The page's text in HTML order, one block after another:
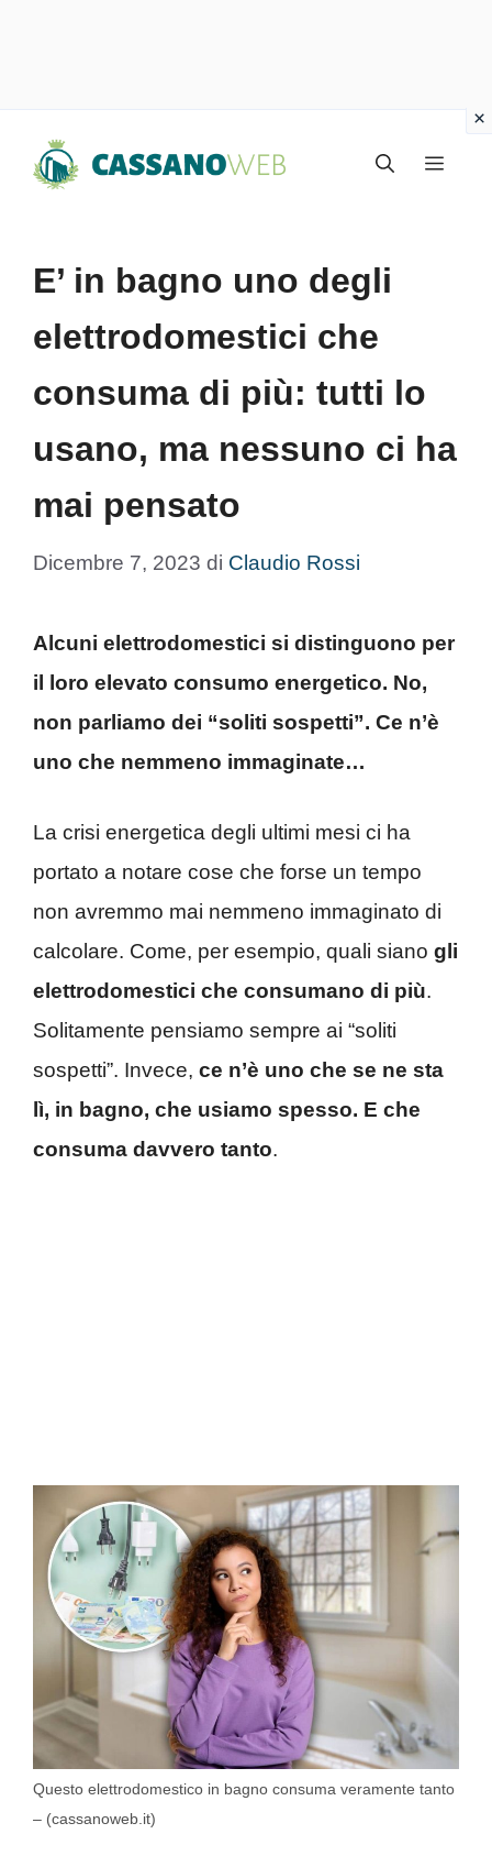
Menu
E’ in bagno uno degli
elettrodomestici che
consuma di più: tutti lo
usano, ma nessuno ci ha
mai pensato
Dicembre 7, 2023 di Claudio Rossi
Alcuni elettrodomestici si distinguono per
il loro elevato consumo energetico. No,
non parliamo dei “soliti sospetti”. Ce n’è
uno che nemmeno immaginate…
La crisi energetica degli ultimi mesi ci ha
portato a notare cose che forse un tempo
non avremmo mai nemmeno immaginato di
calcolare. Come, per esempio, quali siano gli
elettrodomestici che consumano di più.
Solitamente pensiamo sempre ai “soliti
sospetti”. Invece, ce n’è uno che se ne sta
lì, in bagno, che usiamo spesso. E che
consuma davvero tanto.
Questo elettrodomestico in bagno consuma veramente tanto
– (cassanoweb.it)